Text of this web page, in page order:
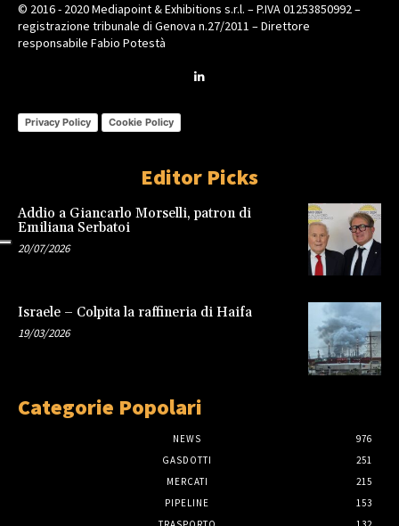
© 2016 - 2020 Mediapoint & Exhibitions s.r.l. – P.IVA 01253850992 –
registrazione tribunale di Genova n.27/2011 – Direttore
responsabile Fabio Potestà
Privacy Policy Cookie Policy
Editor Picks
Addio a Giancarlo Morselli, patron di
Emiliana Serbatoi
20/07/2026
Israele – Colpita la raffineria di Haifa
19/03/2026
Categorie Popolari
NEWS
976
GASDOTTI
251
MERCATI
215
PIPELINE
153